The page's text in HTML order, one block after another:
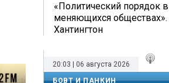
«Политический порядок в
меняющихся
Хантингтон
20:03 | 06 августа 2026
БОВТ И ПАНКИН